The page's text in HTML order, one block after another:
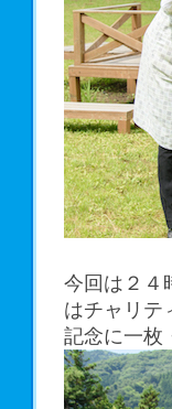
今回は２４
はチャリテ
記念に一枚